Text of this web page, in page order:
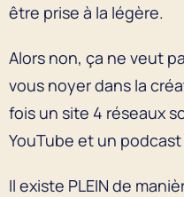
être prise à la légère.
Alors non, ça ne veut
vous noyer dans la
fois un site 4 réseaux
YouTube et un
Il existe PLEIN de